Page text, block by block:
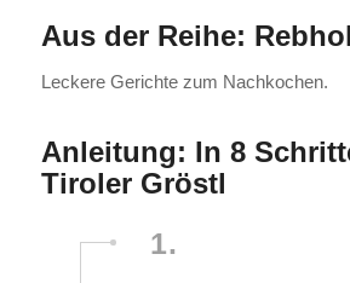
Aus der Reihe:
Leckere Gerichte zum Nachkochen.
Anleitung: In 8
Tiroler Gröstl
1.